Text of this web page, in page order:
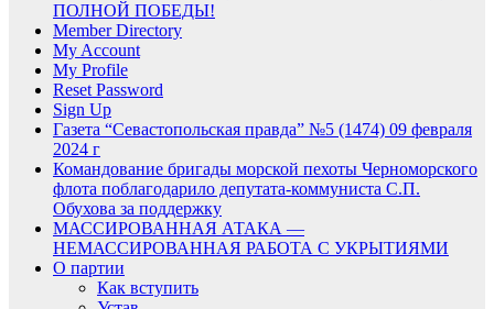
ПОЛНОЙ ПОБЕДЫ!
Member Directory
My Account
My Profile
Reset Password
Sign Up
Газета “Севастопольская правда” №5 (1474) 09 февраля
2024 г
Командование бригады морской пехоты Черноморского
флота поблагодарило депутата-коммуниста С.П.
Обухова за поддержку
МАССИРОВАННАЯ АТАКА —
НЕМАССИРОВАННАЯ РАБОТА С УКРЫТИЯМИ
О партии
Как вступить